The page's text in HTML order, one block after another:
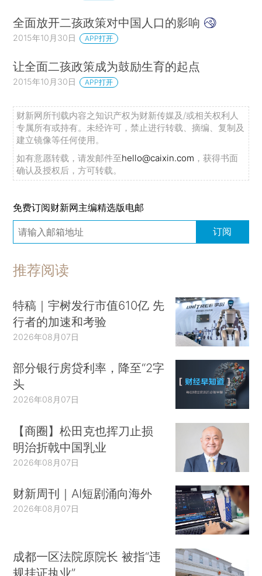
全面放开二孩政策对中国人口的影响
2015年10月30日 APP打开
让全面二孩政策成为鼓励生育的起点
2015年10月30日 APP打开
财新网所刊载内容之知识产权为财新传媒及/或相关权利人
专属所有或持有。未经许可，禁止进行转载、摘编、复制及
建立镜像等任何使用。
如有意愿转载，请发邮件至hello@caixin.com ，获得书面
确认及授权后，方可转载。
免费订阅财新网主编精选版电邮
订阅
推荐阅读
特稿｜宇树发行市值610亿 先
行者的加速和考验
2026年08月07日
部分银行房贷利率，降至“2字
头
2026年08月07日
【商圈】松田克也挥刀止损
明治折戟中国乳业
2026年08月07日
财新周刊｜AI短剧涌向海外
2026年08月07日
成都一区法院原院长 被指“违
规挂证执业”